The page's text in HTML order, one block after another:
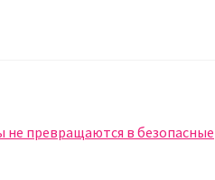
не превращаются в безопасные